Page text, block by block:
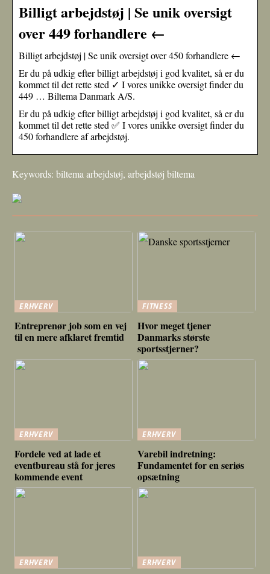
Billigt arbejdstøj | Se unik oversigt
over 449 forhandlere ←
Billigt arbejdstøj | Se unik oversigt over 450 forhandlere ←
Er du på udkig efter billigt arbejdstøj i god kvalitet, så er du
kommet til det rette sted ✓ I vores unikke oversigt finder du
449 … Biltema Danmark A/S.
Er du på udkig efter billigt arbejdstøj i god kvalitet, så er du
kommet til det rette sted ✅ I vores unikke oversigt finder du
450 forhandlere af arbejdstøj.
Keywords: biltema arbejdstøj, arbejdstøj biltema
ERHVERV
Entreprenør job som en vej
til en mere afklaret fremtid
FITNESS
Hvor meget tjener
Danmarks største
sportsstjerner?
ERHVERV
Fordele ved at lade et
eventbureau stå for jeres
kommende event
ERHVERV
Varebil indretning:
Fundamentet for en seriøs
opsætning
ERHVERV ERHVERV